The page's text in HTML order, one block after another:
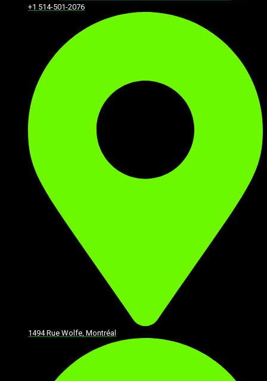
+1 514-501-2076
1494 Rue Wolfe, Montréal